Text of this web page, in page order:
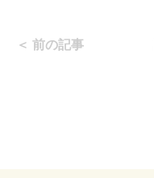
＜ 前の記事